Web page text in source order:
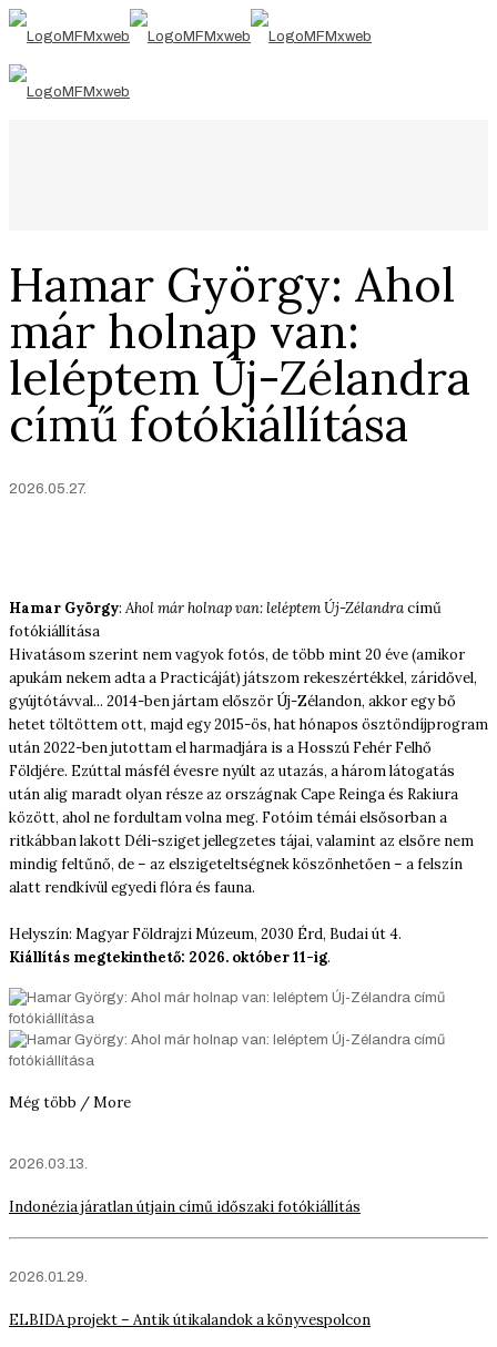
Hamar György: Ahol
már holnap van:
leléptem Új-Zélandra
című fotókiállítása
2026.05.27.
Hamar György: Ahol már holnap van: leléptem Új-Zélandracímű
fotókiállítása
Hivatásom szerint nem vagyok fotós, de több mint 20 éve (amikor
apukám nekem adta a Practicáját) játszom rekeszértékkel, záridővel,
gyújtótávval... 2014-ben jártam először Új-Zélandon, akkor egy bő
hetet töltöttem ott, majd egy 2015-ös, hat hónapos ösztöndíjprogram
után 2022-ben jutottam el harmadjára is a Hosszú Fehér Felhő
Földjére. Ezúttal másfél évesre nyúlt az utazás, a három látogatás
után alig maradt olyan része az országnak Cape Reinga és Rakiura
között, ahol ne fordultam volna meg. Fotóim témái elsősorban a
ritkábban lakott Déli-sziget jellegzetes tájai, valamint az elsőre nem
mindig feltűnő, de – az elszigeteltségnek köszönhetően – a felszín
alatt rendkívül egyedi flóra és fauna.
Helyszín: Magyar Földrajzi Múzeum, 2030 Érd, Budai út 4.
Kiállítás megtekinthető: 2026. október 11-ig.
Még több / More
2026.03.13.
Indonézia járatlan útjain című időszaki fotókiállítás
2026.01.29.
ELBIDA projekt – Antik útikalandok a könyvespolcon